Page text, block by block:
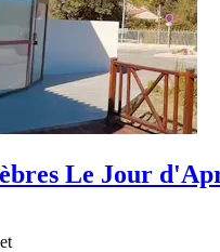
Le Jour